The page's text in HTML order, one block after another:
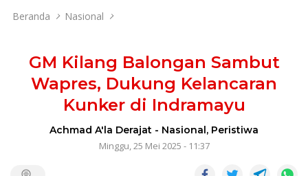
Beranda Nasional
GM Kilang Balongan Sambut
Wapres, Dukung Kelancaran
Kunker di Indramayu
Achmad A'la Derajat - Nasional, Peristiwa
Minggu, 25 Mei 2025 - 11:37